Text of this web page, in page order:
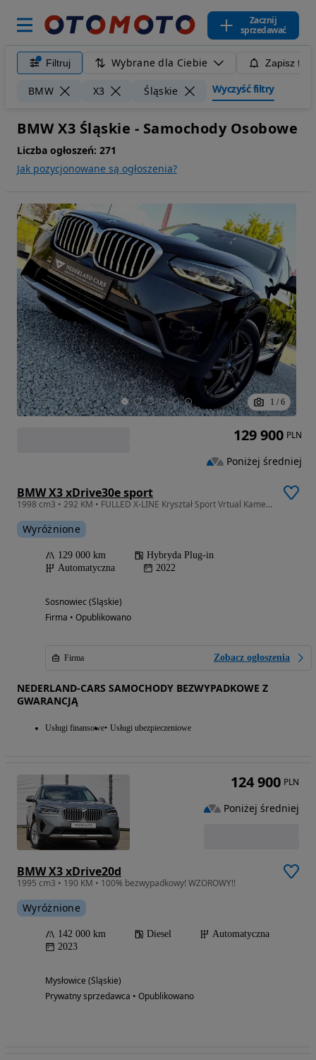
Zacznij
sprzedawać
Filtruj Wybrane dla Ciebie Zapisz
BMW X3 Śląskie Wyczyść filtry
BMW X3 Śląskie - Samochody Osobowe
Liczba ogłoszeń: 271
Jak pozycjonowane są ogłoszenia?
1 / 6
BMW X3 xDrive30e sport
1998 cm3 • 292 KM • FULLED X-LINE Kryształ Sport Vrtual Kamery360 NaviProf 292ps XDrive
Wyróżnione
129 000 km
Hybryda Plug-in
Automatyczna
2022
Sosnowiec (Śląskie)
Firma • Opublikowano
Firma Zobacz ogłoszenia
NEDERLAND-CARS SAMOCHODY BEZWYPADKOWE Z
GWARANCJĄ
Usługi finansowe Usługi ubezpieczeniowe
129 900 PLN
Poniżej średniej
BMW X3 xDrive20d
1995 cm3 • 190 KM • 100% bezwypadkowy! WZOROWY!!
Wyróżnione
142 000 km Diesel
Automatyczna
2023
Mysłowice (Śląskie)
Prywatny sprzedawca • Opublikowano
124 900 PLN
Poniżej średniej